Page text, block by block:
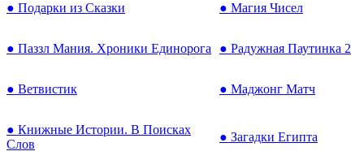
● Подарки из Сказки ● Магия Чисел
● Паззл Мания. Хроники Единорога ● Радужная Паутинка 2
● Ветвистик ● Маджонг Матч
● Книжные Истории. В Поисках
Слов
● Загадки Египта